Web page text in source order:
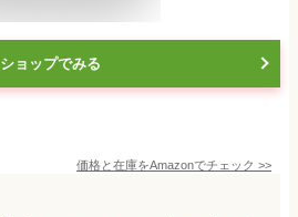
ショップでみる
価格と在庫をAmazonでチェック >>